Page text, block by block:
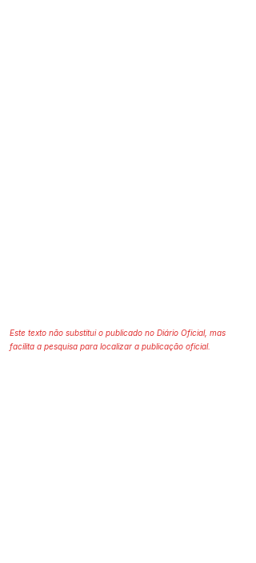
Este texto não substitui o publicado no Diário Oficial, mas
facilita a pesquisa para localizar a publicação oficial.